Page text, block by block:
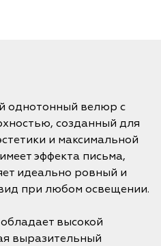
однотонный велюр с
созданный для
и максимальной
эффекта письма,
идеально ровный и
при любом освещении.
высокой
выразительный